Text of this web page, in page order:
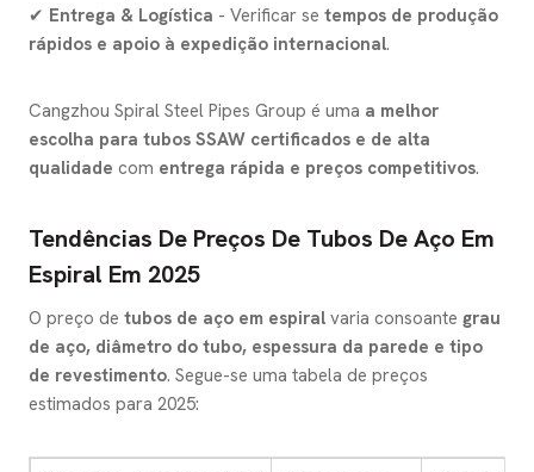
✔ Entrega & Logística - Verificar se tempos de produção
rápidos e apoio à expedição internacional.
Cangzhou Spiral Steel Pipes Group é uma a melhor
escolha para tubos SSAW certificados e de alta
qualidade com entrega rápida e preços competitivos.
Tendências De Preços De Tubos De Aço Em
Espiral Em 2025
O preço de tubos de aço em espiral varia consoante grau
de aço, diâmetro do tubo, espessura da parede e tipo
de revestimento. Segue-se uma tabela de preços
estimados para 2025: